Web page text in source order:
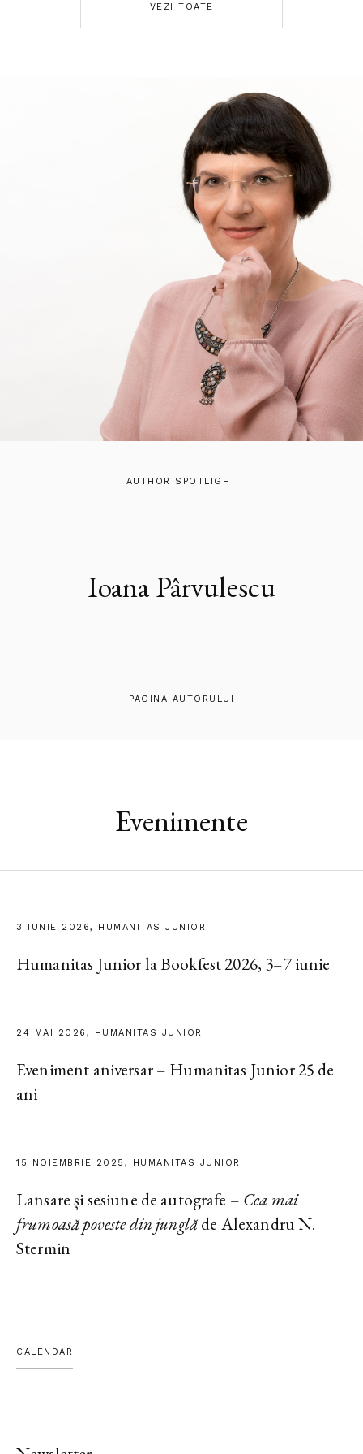
VEZI TOATE
AUTHOR SPOTLIGHT
Ioana Pârvulescu
PAGINA AUTORULUI
Evenimente
3 IUNIE 2026, HUMANITAS JUNIOR
Humanitas Junior la Bookfest 2026, 3–7 iunie
24 MAI 2026, HUMANITAS JUNIOR
Eveniment aniversar – Humanitas Junior 25 de
ani
15 NOIEMBRIE 2025, HUMANITAS JUNIOR
Lansare și sesiune de autografe – Cea mai
frumoasă poveste din junglăde Alexandru N.
Stermin
CALENDAR